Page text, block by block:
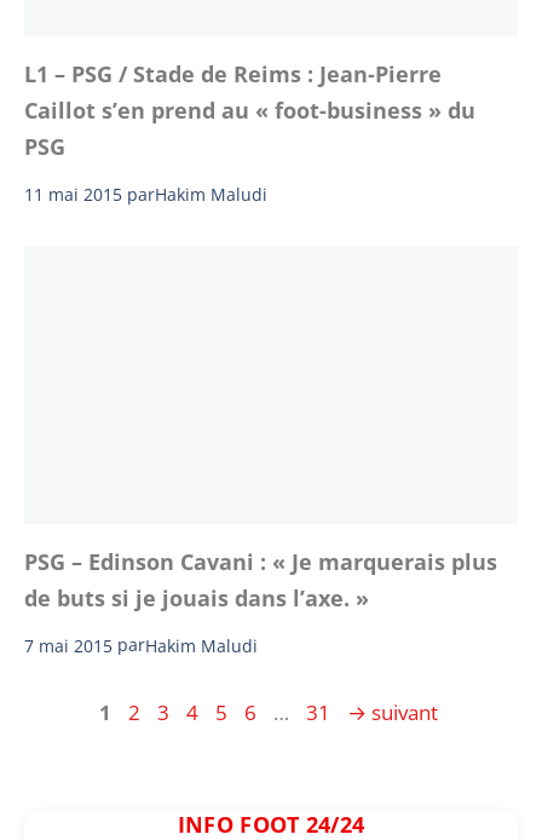
L1 – PSG / Stade de Reims : Jean-Pierre
Caillot s’en prend au « foot-business » du
PSG
11 mai 2015 parHakim Maludi
PSG – Edinson Cavani : « Je marquerais plus
de buts si je jouais dans l’axe. »
7 mai 2015 parHakim Maludi
Page
1 Page
2 Page
3 Page
4 Page
5 Page
6 … Page
31 → suivant
INFO FOOT 24/24